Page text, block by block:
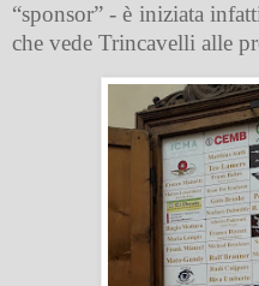
“sponsor” - è iniziata
che vede Trincavelli alle